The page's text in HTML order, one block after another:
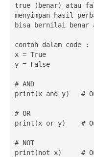
true (benar) atau
menyimpan hasil
bisa bernilai benar
contoh dalam code :
x = True
y = False
# AND
print(x and y)   #
# OR
print(x or y)    #
# NOT
print(not x)     #